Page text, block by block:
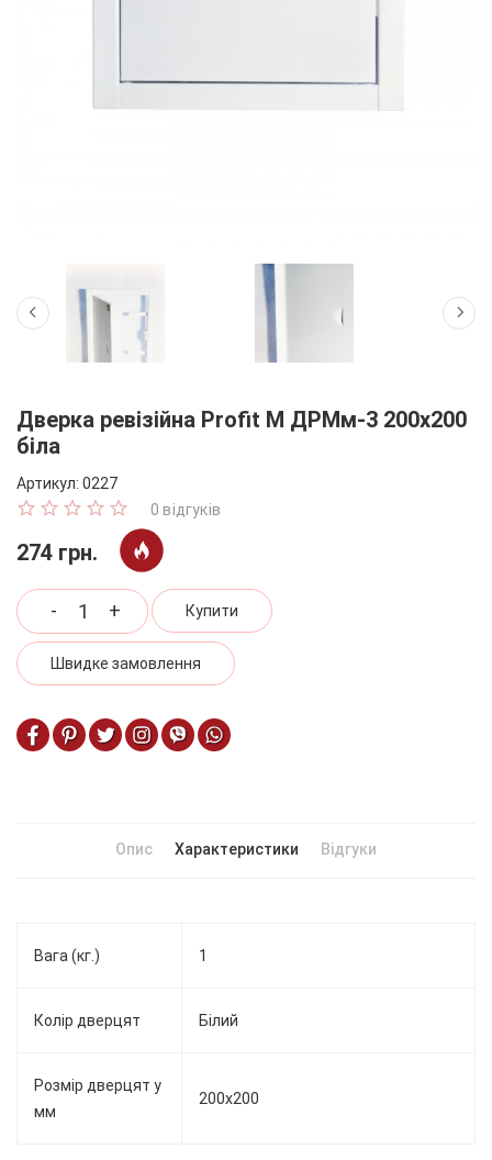
Дверка ревізійна Profit M ДРМм-3 200х200
біла
Артикул: 0227
0 відгуків
274 грн.
- + Купити
Швидке замовлення
Опис Характеристики Відгуки
Вага (кг.) 1
Колір дверцят Білий
Розмір дверцят у
мм
200х200